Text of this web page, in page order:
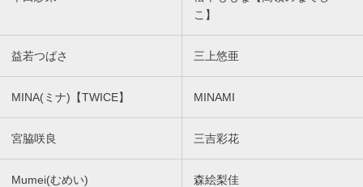
こ】
益若つばさ 三上悠亜
MINA(ミナ)【TWICE】 MINAMI
宮脇咲良 三吉彩花
Mumei(むめい) 森絵梨佳